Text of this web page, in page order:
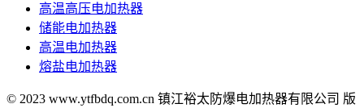
高温高压电加热器
储能电加热器
高温电加热器
熔盐电加热器
© 2023 www.ytfbdq.com.cn 镇江裕太防爆电加热器有限公司 版